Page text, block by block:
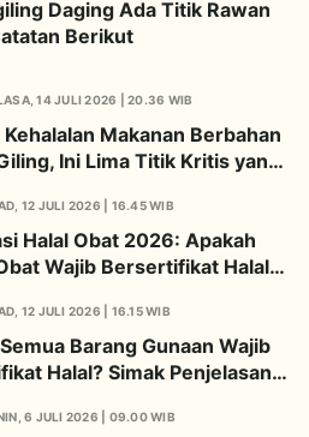
Daging Ada Titik Rawan
Berikut
14 JULI 2026 | 20.36 WIB
Makanan Berbahan
Ini Lima Titik Kritis yang
12 JULI 2026 | 16.45 WIB
Halal Obat 2026: Apakah
Wajib Bersertifikat Halal?
12 JULI 2026 | 16.15 WIB
Barang Gunaan Wajib
Halal? Simak Penjelasan
6 JULI 2026 | 09.00 WIB